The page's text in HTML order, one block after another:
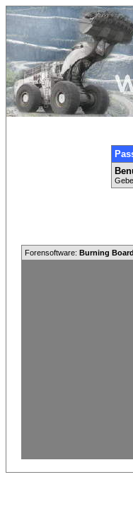
Forensoftware: Burning